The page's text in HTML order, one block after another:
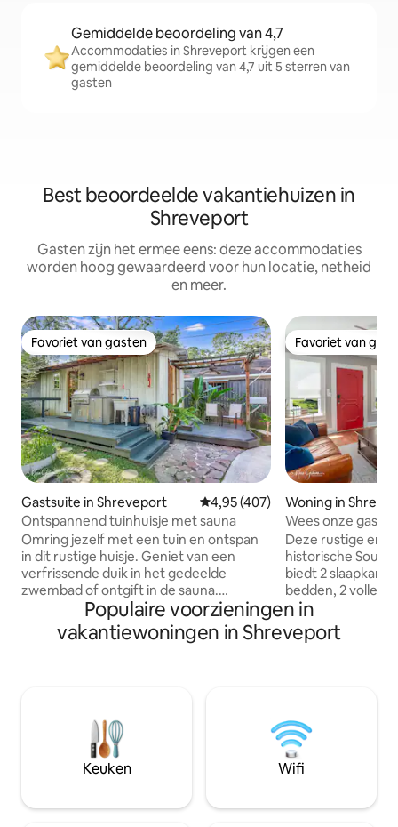
Gemiddelde beoordeling van 4,7
Accommodaties in Shreveport krijgen een
gemiddelde beoordeling van 4,7 uit 5 sterren van
gasten
Best beoordeelde vakantiehuizen in
Shreveport
Gasten zijn het ermee eens: deze accommodaties
worden hoog gewaardeerd voor hun locatie, netheid
en meer.
Favoriet van gasten
Favoriet van gasten
Gastsuite in Shreveport Gemiddelde beoordeling van
4,95 (407)
Ontspannend tuinhuisje met sauna
Omring jezelf met een tuin en ontspan
in dit rustige huisje. Geniet van een
verfrissende duik in het gedeelde
zwembad of ontgift in de sauna.
Trakteer jezelf op een verblijf zonder
klusjes! Je kunt genieten van
advertentievrije Hulu, snel internet, een
gemakkelijk en snel om te genieten van
de bezienswaardigheden en ervaringen
van de stad. ** niet roken/vapen in de
unit of op het terrein (inclusief voortuin).
Favoriet van
Favoriet van
Woning in
Wees onze gast
Deze rustige en
historische South
biedt 2
bedden, 2
volledige keuken,
eetkamer en
gemeubileerde
afstand van
kilometer van
en op minder dan
casino-actie.
Populaire voorzieningen in
vakantiewoningen in Shreveport
Keuken Wifi